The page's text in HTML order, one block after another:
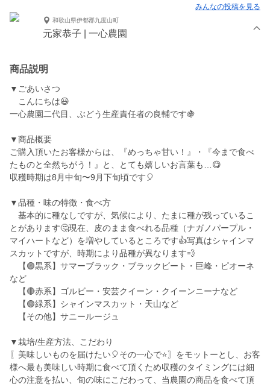
みんなの投稿を見る
和歌山県伊都郡九度山町
元家恭子 | 一心農園
商品説明
▼ごあいさつ
こんにちは😃
一心農園二代目、ぶどう生産責任者の良輔です🍇
▼商品概要
ご購入頂いたお客様からは、『めっちゃ甘い！』・『今まで食べ
たものと全然ちがう！』と、とても嬉しいお言葉も…😋
収穫時期は8月中旬〜9月下旬頃です🎈
▼品種・味の特徴・食べ方
基本的に種なしですが、気候により、たまに種が残っているこ
とがあります🤔現在、皮のまま食べれる品種（ナガノパープル・
マイハートなど）を増やしているところです👍写真はシャインマ
スカットですが、時期により品種が異なります💨
【🟣黒系】サマーブラック・ブラックビート・巨峰・ピオーネ
など
【🔴赤系】ゴルビー・安芸クイーン・クイーンニーナなど
【🟢緑系】シャインマスカット・天山など
【その他】サニールージュ
▼栽培/生産方法、こだわり
〖美味しいものを届けたい🎈その一心で⭐〗をモットーとし、お客
様へ最も美味しい時期に食べて頂くため収穫のタイミングには細
心の注意を払い、旬の味にこだわって、当農園の商品を食べて頂